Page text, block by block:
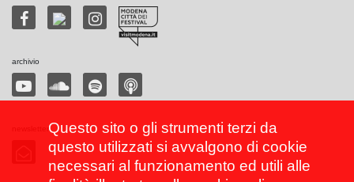
archivio
Questo sito o gli strumenti terzi da
questo utilizzati si avvalgono di cookie
necessari al funzionamento ed utili alle